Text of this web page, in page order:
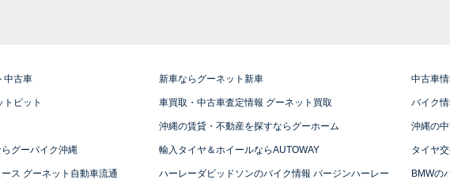
中古車 新車ならグーネット新車 中古車
ピット 車買取・中古車査定情報 グーネット買取 バイク
沖縄の賃貸・不動産を探すならグーホーム 沖縄の
グーバイク沖縄 輸入タイヤ＆ホイールならAUTOWAY タイヤ
ス グーネット自動車流通 ハーレーダビッドソンのバイク情報 バージンハーレー BMWの